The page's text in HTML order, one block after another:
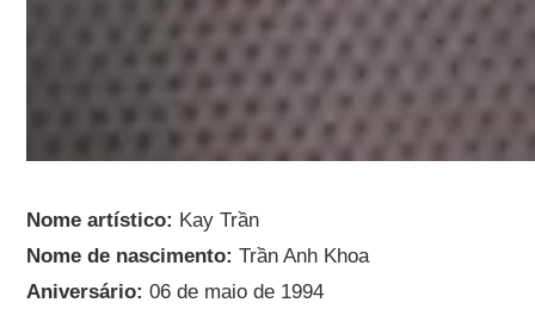
Nome artístico: Kay Trần
Nome de nascimento: Trần Anh Khoa
Aniversário: 06 de maio de 1994